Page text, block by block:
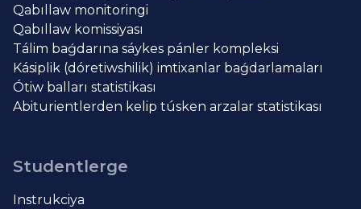
Qabıllaw monitoringi
Qabıllaw komissiyası
Tálim baǵdarına sáykes pánler kompleksi
Kásiplik (dóretiwshilik) imtixanlar baǵdarlamaları
Ótiw balları statistikası
Abiturientlerden kelip túsken arzalar statistikası
Studentlerge
Instrukciya